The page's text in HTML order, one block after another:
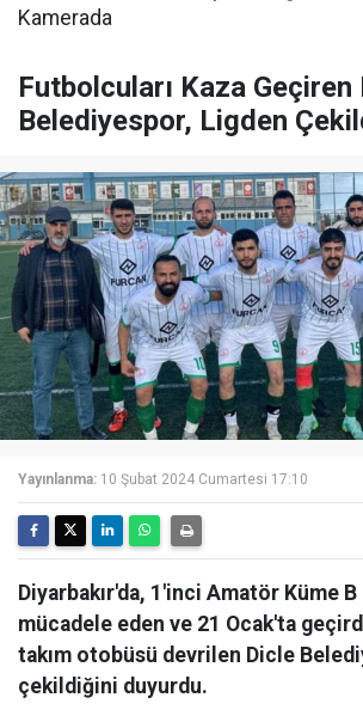
Futbolcuları Kaza Geçiren
Belediyespor, Ligden
Yayınlanma: 10 Şubat 2024 Cumartesi 17:10
Diyarbakır'da, 1'inci Amatör Küme
mücadele eden ve 21 Ocak'ta
takım otobüsü devrilen Dicle
çekildiğini duyurdu.